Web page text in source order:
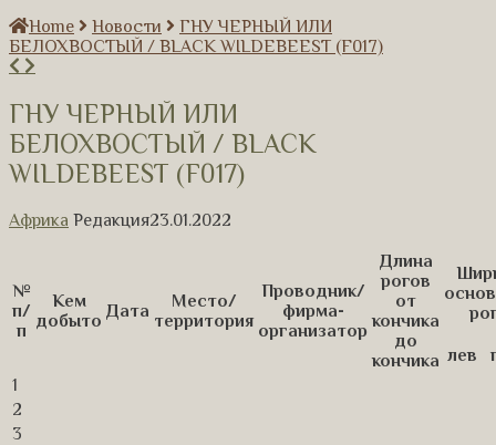
Home
Новости
ГНУ ЧЕРНЫЙ ИЛИ
БЕЛОХВОСТЫЙ / BLACK WILDEBEEST (F017)
ГНУ ЧЕРНЫЙ ИЛИ
БЕЛОХВОСТЫЙ / BLACK
WILDEBEEST (F017)
Африка Редакция23.01.2022
№
п/
п
Кем
добыто Дата
Место/
территория
Проводник/
фирма-
организатор
Длина
рогов
от
кончика
до
кончика лев
1
2
3